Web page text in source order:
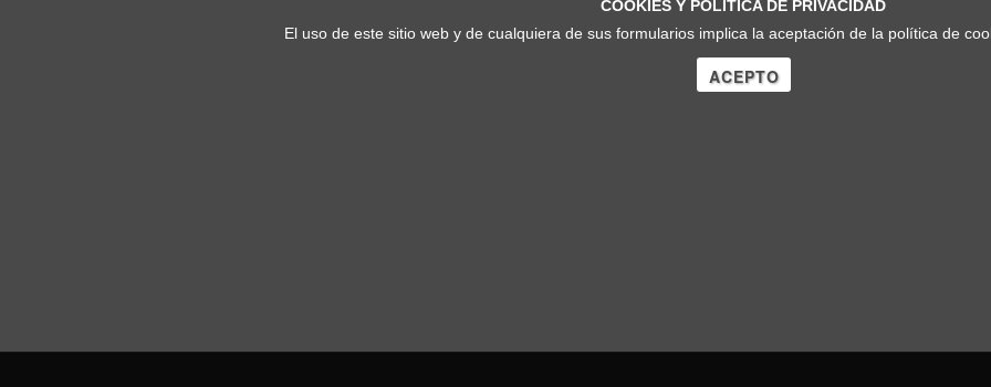
COOKIES Y POLÍTICA DE PRIVACIDAD
El uso de este sitio web y de cualquiera de sus formularios implica la aceptación de la política de
ACEPTO